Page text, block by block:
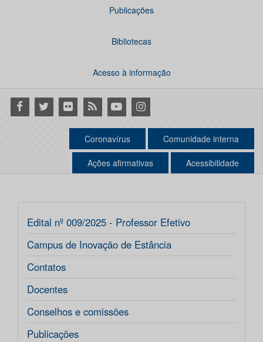
Publicações
Bibliotecas
Acesso à informação
Facebook
Twitter Flickr RSS YoutubeInstagram
Coronavírus Comunidade interna
Ações afirmativas Acessibilidade
Edital nº 009/2025 - Professor Efetivo
Campus de Inovação de Estância
Contatos
Docentes
Conselhos e comissões
Publicações